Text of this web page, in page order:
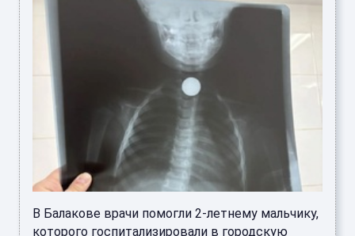
В Балакове врачи помогли 2-летнему мальчику,
которого госпитализировали в городскую